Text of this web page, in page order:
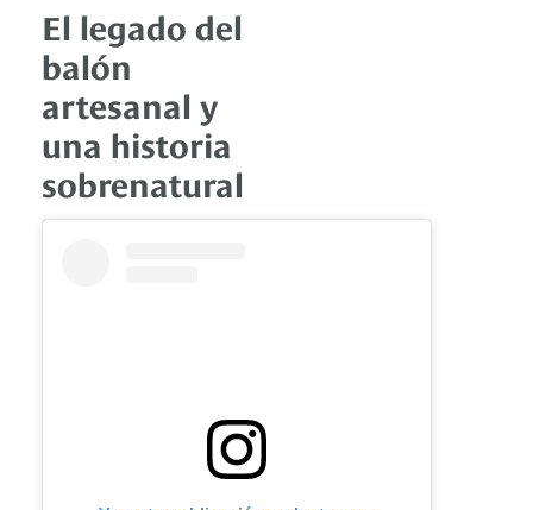
El legado del
balón
artesanal y
una historia
sobrenatural